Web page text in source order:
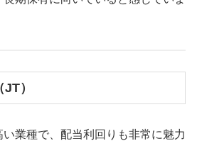
）
業種で、配当利回りも非常に魅力